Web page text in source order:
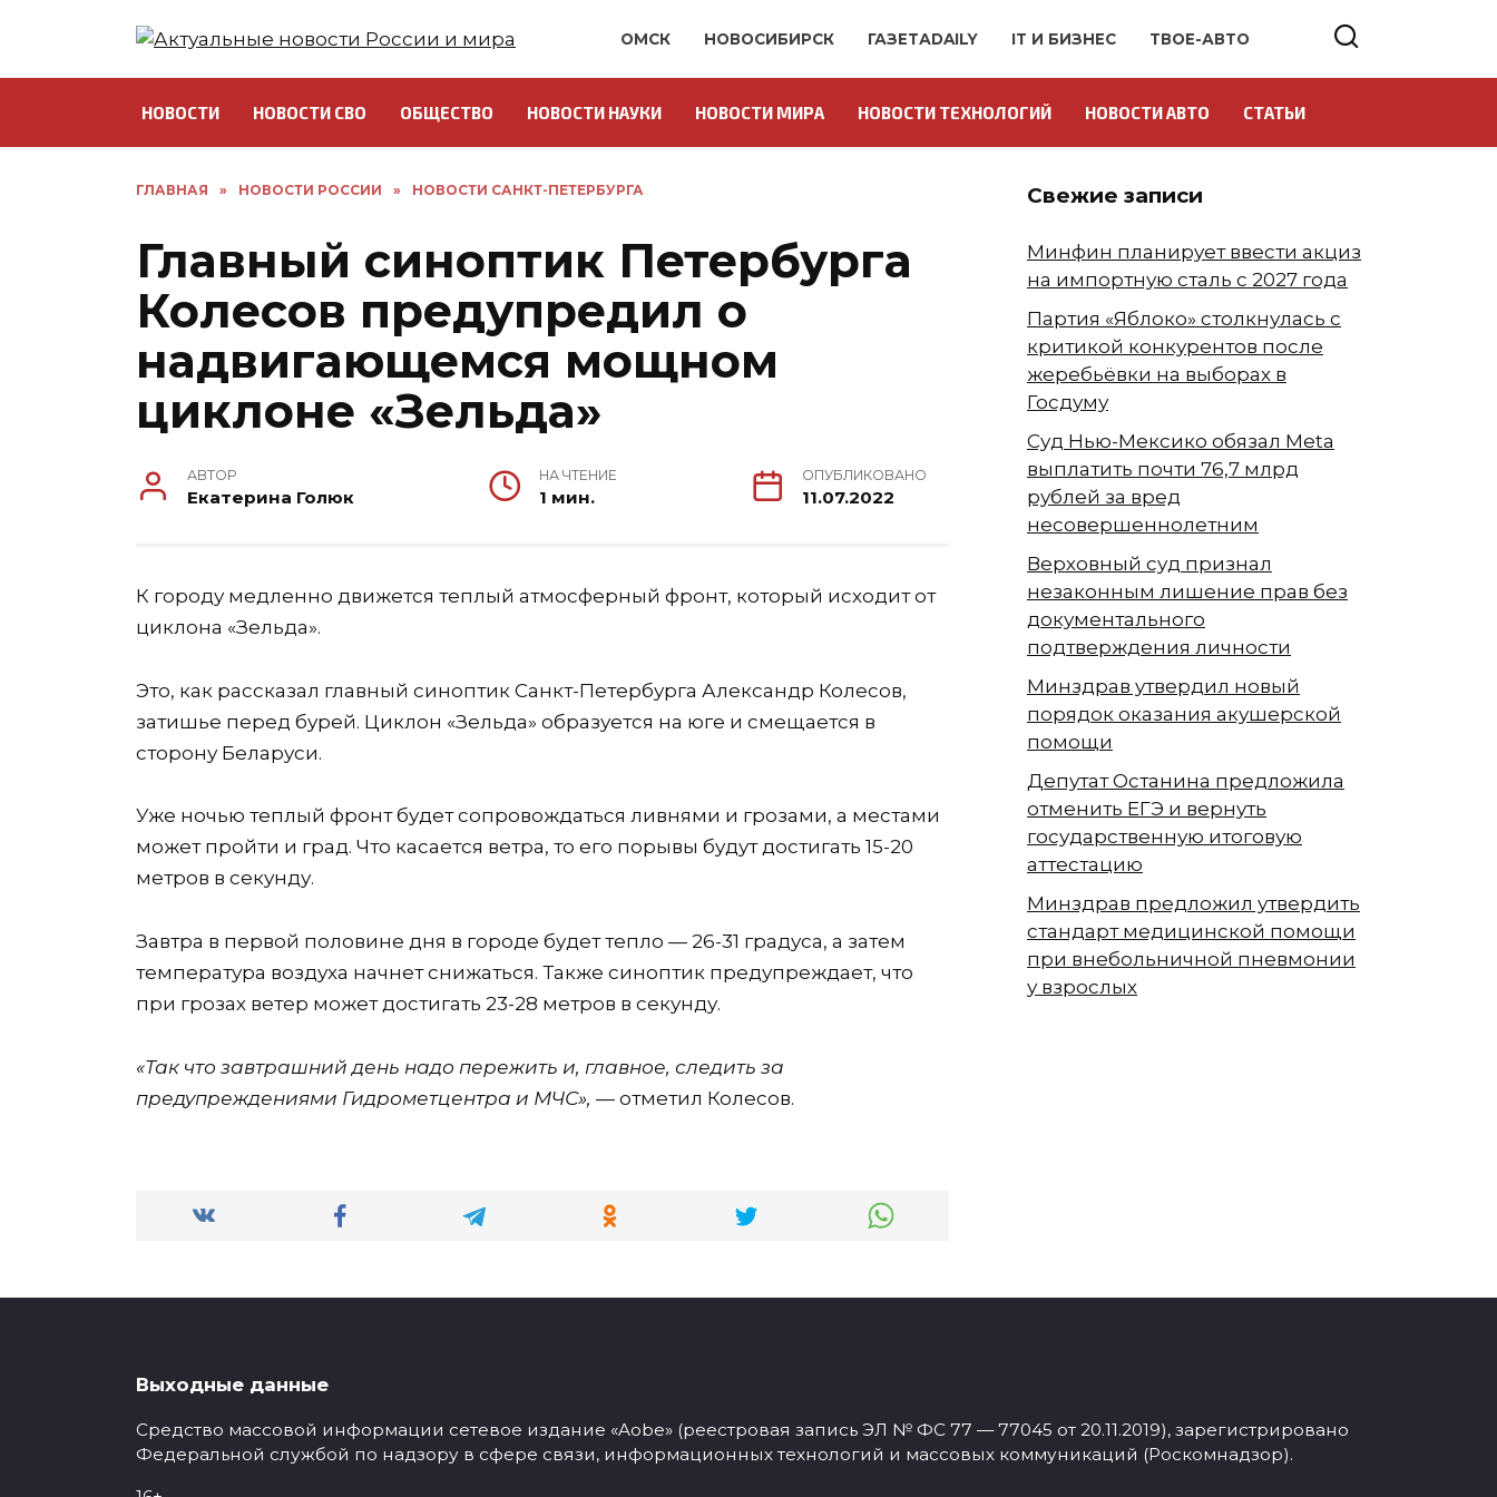
ОМСК НОВОСИБИРСК ГАЗЕТАDAILY IT И БИЗНЕС ТВОЕ-АВТО
НОВОСТИ НОВОСТИ СВО ОБЩЕСТВО НОВОСТИ НАУКИ НОВОСТИ МИРА НОВОСТИ ТЕХНОЛОГИЙ НОВОСТИ АВТО СТАТЬИ
ГЛАВНАЯ » НОВОСТИ РОССИИ » НОВОСТИ САНКТ-ПЕТЕРБУРГА
Главный синоптик Петербурга
Колесов предупредил о
надвигающемся мощном
циклоне «Зельда»
АВТОР
Екатерина Голюк
НА ЧТЕНИЕ
1 мин.
ОПУБЛИКОВАНО
11.07.2022
К городу медленно движется теплый атмосферный фронт, который исходит от
циклона «Зельда».
Это, как рассказал главный синоптик Санкт-Петербурга Александр Колесов,
затишье перед бурей. Циклон «Зельда» образуется на юге и смещается в
сторону Беларуси.
Уже ночью теплый фронт будет сопровождаться ливнями и грозами, а местами
может пройти и град. Что касается ветра, то его порывы будут достигать 15-20
метров в секунду.
Завтра в первой половине дня в городе будет тепло — 26-31 градуса, а затем
температура воздуха начнет снижаться. Также синоптик предупреждает, что
при грозах ветер может достигать 23-28 метров в секунду.
«Так что завтрашний день надо пережить и, главное, следить за
предупреждениями Гидрометцентра и МЧС», — отметил Колесов.
Свежие записи
Минфин планирует ввести акциз
на импортную сталь с 2027 года
Партия «Яблоко» столкнулась с
критикой конкурентов после
жеребьёвки на выборах в
Госдуму
Суд Нью-Мексико обязал Meta
выплатить почти 76,7 млрд
рублей за вред
несовершеннолетним
Верховный суд признал
незаконным лишение прав без
документального
подтверждения личности
Минздрав утвердил новый
порядок оказания акушерской
помощи
Депутат Останина предложила
отменить ЕГЭ и вернуть
государственную итоговую
аттестацию
Минздрав предложил утвердить
стандарт медицинской помощи
при внебольничной пневмонии
у взрослых
Выходные данные
Средство массовой информации сетевое издание «Aobe» (реестровая запись ЭЛ № ФС 77 — 77045 от 20.11.2019), зарегистрировано
Федеральной службой по надзору в сфере связи, информационных технологий и массовых коммуникаций (Роскомнадзор).